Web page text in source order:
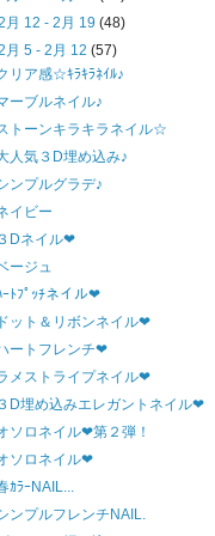
月 12 - 2月 19(48)
月 5 - 2月 12(57)
リア感☆ｷﾗｷﾗﾈｲﾙ♪
ーブルネイル♪
トーンキラキラネイル☆
人気３D埋め込み♪
ンプルグラデ♪
イビー
Dネイル❤
ージュ
ｰﾄﾌﾟｯﾁネイル❤
ット＆リボンネイル❤
ートフレンチ❤
メストライプネイル❤
D埋め込みエレガントネイル❤
ソロネイル❤第２弾！
ソロネイル❤
ｶﾗｰNAIL...
ンプルフレンチNAIL.